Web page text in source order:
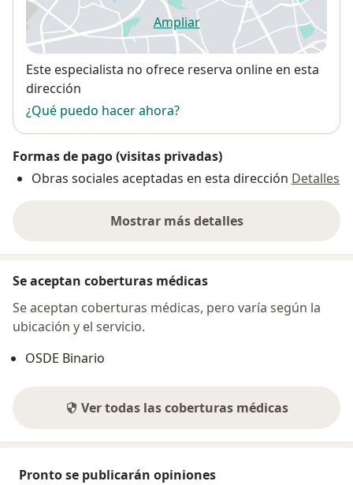
Ampliarse abre en una nueva
Disponibilidad
Este especialista no ofrece reserva online en esta
dirección
¿Qué puedo hacer ahora?
Formas de pago (visitas privadas)
Obras sociales aceptadas en esta dirección Detalles
Mostrar más detalles
sobre la dirección
Se aceptan coberturas médicas
Se aceptan coberturas médicas, pero varía según la
ubicación y el servicio.
OSDE Binario
Ver todas las coberturas médicas
Pronto se publicarán opiniones